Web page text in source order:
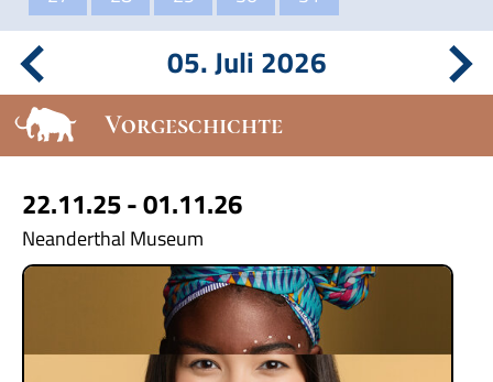
05. Juli 2026
Vorgeschichte
22.11.25 - 01.11.26
Neanderthal Museum